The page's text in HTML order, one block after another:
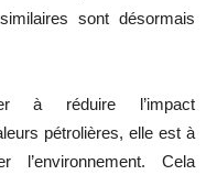
sont désormais
à réduire l’impact
pétrolières, elle est à
Cela